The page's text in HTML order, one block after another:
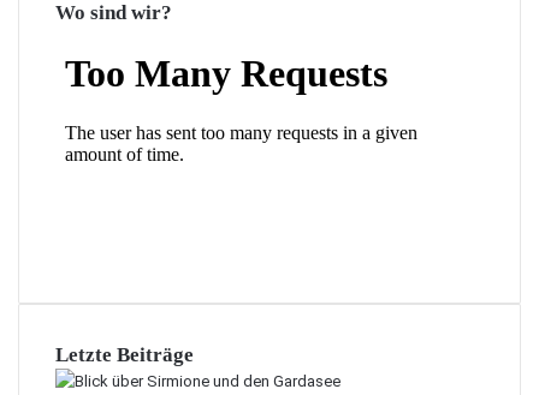
Wo sind wir?
Letzte Beiträge